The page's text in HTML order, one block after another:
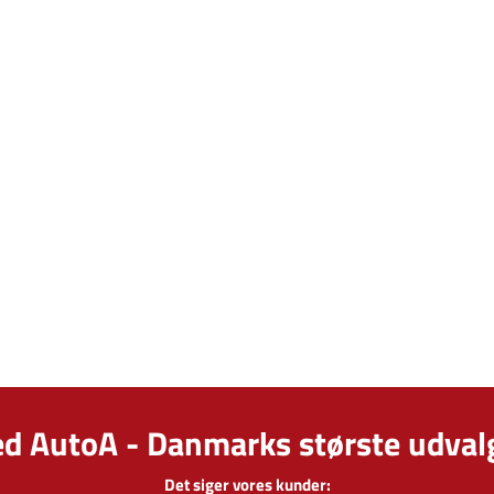
AutoA - Danmarks største
Det siger vores kunder: